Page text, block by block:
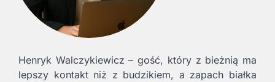
Henryk Walczykiewicz – gość, który z bieżnią ma
lepszy kontakt niż z budzikiem, a zapach białka